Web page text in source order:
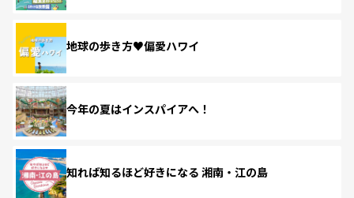
地球の歩き方♥偏愛ハワイ
今年の夏はインスパイアへ！
知れば知るほど好きになる 湘南・江の島